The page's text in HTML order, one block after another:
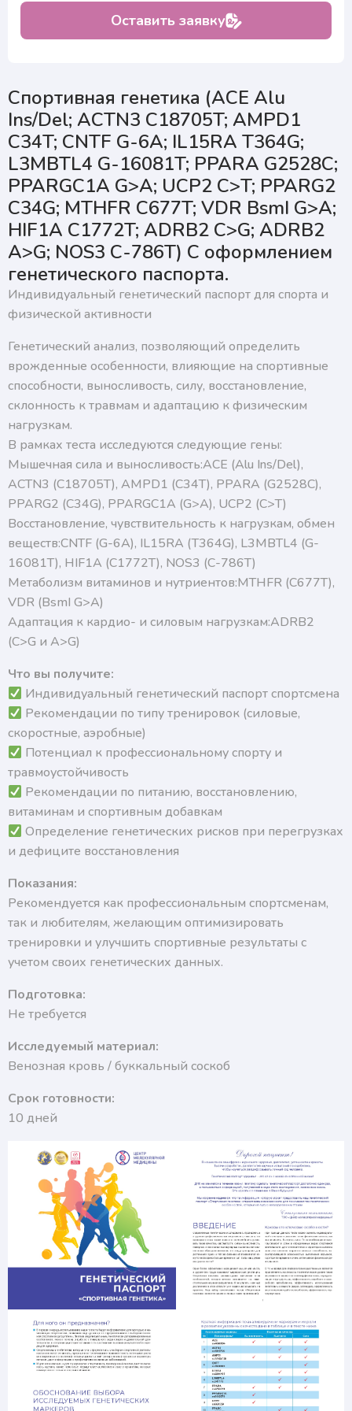
Спортивная генетика (ACE Alu
Ins/Del; ACTN3 C18705T; AMPD1
C34T; CNTF G-6A; IL15RA T364G;
L3MBTL4 G-16081T; PPARA G2528C;
PPARGC1A G>A; UCP2 C>T; PPARG2
C34G; MTHFR C677T; VDR BsmI G>A;
HIF1A C1772T; ADRB2 C>G; ADRB2
A>G; NOS3 С-786T) С оформлением
генетического паспорта.
Индивидуальный генетический паспорт для спорта и
физической активности
Генетический анализ, позволяющий определить
врожденные особенности, влияющие на спортивные
способности, выносливость, силу, восстановление,
склонность к травмам и адаптацию к физическим
нагрузкам.
В рамках теста исследуются следующие гены:
Мышечная сила и выносливость:ACE (Alu Ins/Del),
ACTN3 (C18705T), AMPD1 (C34T), PPARA (G2528C),
PPARG2 (C34G), PPARGC1A (G>A), UCP2 (C>T)
Восстановление, чувствительность к нагрузкам, обмен
веществ:CNTF (G-6A), IL15RA (T364G), L3MBTL4 (G-
16081T), HIF1A (C1772T), NOS3 (С-786T)
Метаболизм витаминов и нутриентов:MTHFR (C677T),
VDR (BsmI G>A)
Адаптация к кардио- и силовым нагрузкам:ADRB2
(C>G и A>G)
Что вы получите:
Индивидуальный генетический паспорт спортсмена
Рекомендации по типу тренировок (силовые,
скоростные, аэробные)
Потенциал к профессиональному спорту и
травмоустойчивость
Рекомендации по питанию, восстановлению,
витаминам и спортивным добавкам
Определение генетических рисков при перегрузках
и дефиците восстановления
Показания:
Рекомендуется как профессиональным спортсменам,
так и любителям, желающим оптимизировать
тренировки и улучшить спортивные результаты с
учетом своих генетических данных.
Подготовка:
Не требуется
Исследуемый материал:
Венозная кровь / буккальный соскоб
Срок готовности:
10 дней
Оставить заявку
ознакомлен с правилами подготовки к исследованиям